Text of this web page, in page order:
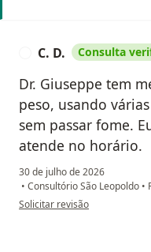
C. D. Consulta
Dr. Giuseppe tem
peso, usando
sem passar fome.
atende no horário.
30 de julho de 2026
• Consultório São Leopoldo •
na opinião do utilizador C. D.
Solicitar revisão